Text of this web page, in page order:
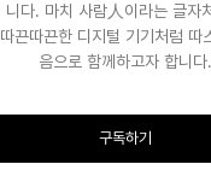
니다. 마치 사람人이라는 글자
따끈따끈한 디지털 기기처럼 따
음으로 함께하고자 합니다.
구독하기